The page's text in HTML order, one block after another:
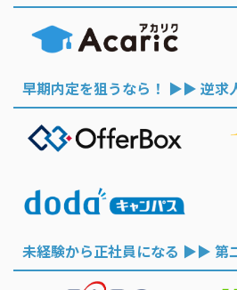
早期内定を狙うなら！ ▶︎▶︎ 逆求
未経験から正社員になる ▶︎▶︎ 第